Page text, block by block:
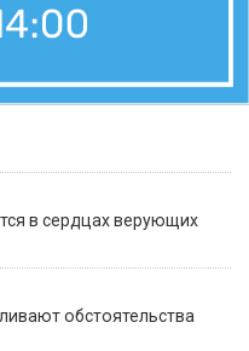
в сердцах верующих
обстоятельства